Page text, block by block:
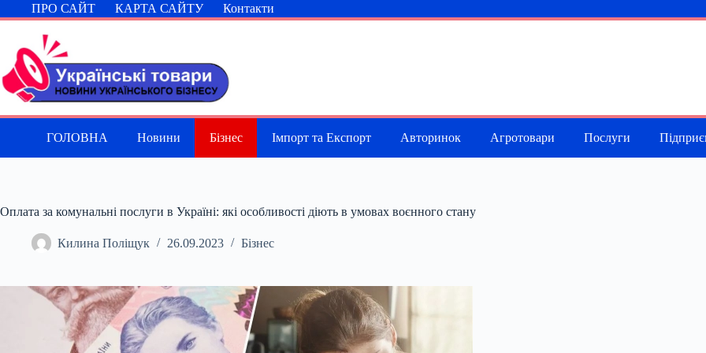
Перейти
до
ПРО САЙТ КАРТА САЙТУ Контакти
ГОЛОВНА Новини Бізнес Імпорт та Експорт Авторинок Агротовари Послуги
Оплата за комунальні послуги в Україні: які особливості діють в умовах воєнного стану
Килина Поліщук 26.09.2023 Бізнес